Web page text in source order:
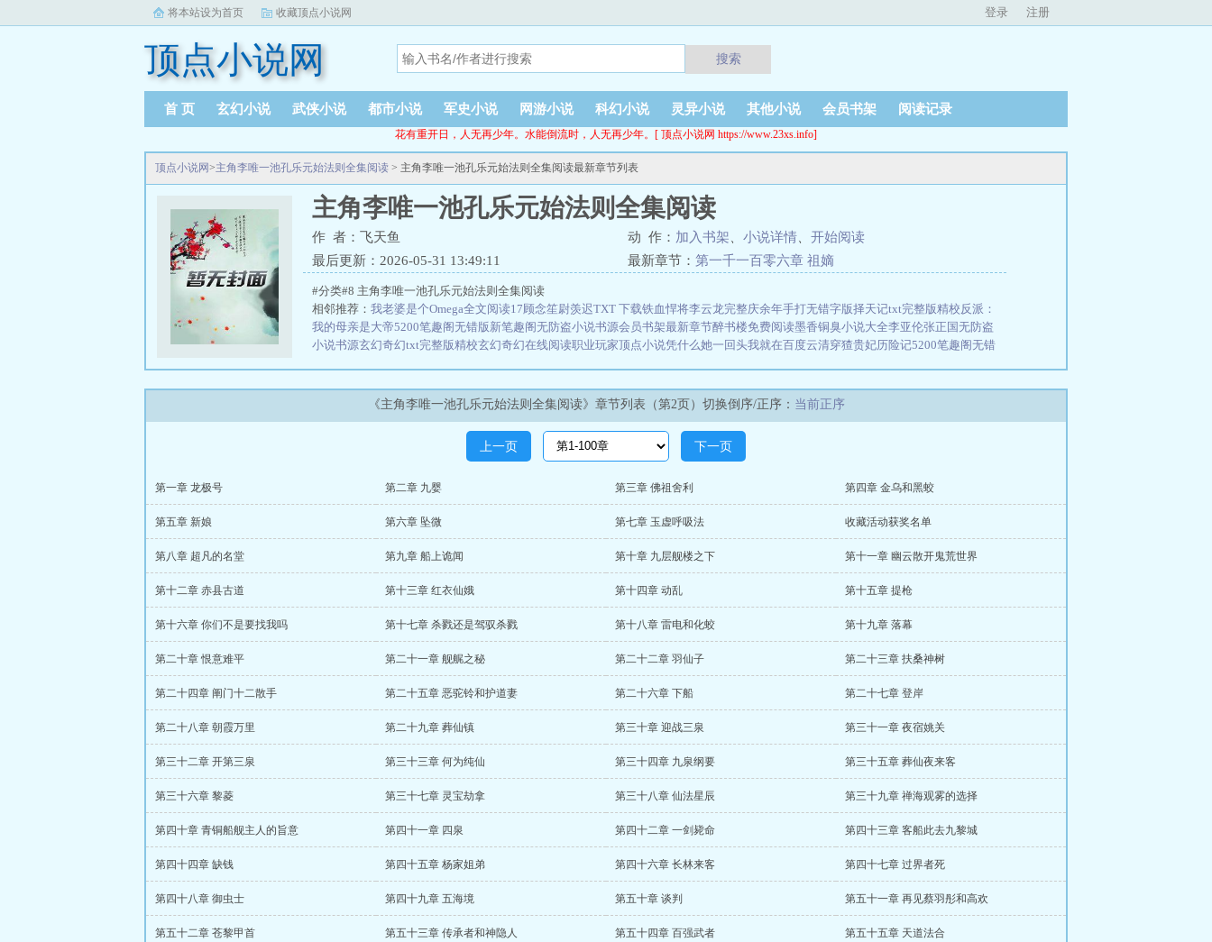
将本站设为首页 收藏顶点小说网 登录 注册
顶点小说网 搜索
首 页 玄幻小说 武侠小说 都市小说 军史小说 网游小说 科幻小说 灵异小说 其他小说 会员书架 阅读记录
花有重开日，人无再少年。水能倒流时，人无再少年。[ 顶点小说网 https://www.23xs.info]
顶点小说网>主角李唯一池孔乐元始法则全集阅读 > 主角李唯一池孔乐元始法则全集阅读最新章节列表
主角李唯一池孔乐元始法则全集阅读
作 者：飞天鱼 动 作： 加入书架 小说详情
开始阅读
最后更新：2026-05-31 13:49:11
最新章节： 第一千一百零六章 祖嫡
#分类#8 主角李唯一池孔乐元始法则全集阅读
相邻推荐： 我老婆是个Omega全文阅读17 顾念笙尉羡迟TXT 下载铁血悍将李云龙完整庆余年手打无错字版择天记txt完整版精校反派：
我的母亲是大帝5200笔趣阁无错版新笔趣阁无防盗小说书源会员书架最新章节醉书楼免费阅读墨香铜臭小说大全李亚伦张正国无防盗
小说书源玄幻奇幻txt完整版精校玄幻奇幻在线阅读职业玩家顶点小说凭什么她一回头我就在百度云清穿猹贵妃历险记5200笔趣阁无错
《主角李唯一池孔乐元始法则全集阅读》章节列表（第2页）切换倒序/正序： 当前正序
上一页 下一页
第一章 龙极号 第二章 九婴 第三章 佛祖舍利 第四章 金乌和黑蛟
第五章 新娘 第六章 坠微 第七章 玉虚呼吸法 收藏活动获奖名单
第八章 超凡的名堂 第九章 船上诡闻 第十章 九层舰楼之下 第十一章 幽云散开鬼荒世界
第十二章 赤县古道 第十三章 红衣仙娥 第十四章 动乱 第十五章 提枪
第十六章 你们不是要找我吗 第十七章 杀戮还是驾驭杀戮 第十八章 雷电和化蛟 第十九章 落幕
第二十章 恨意难平 第二十一章 舰艉之秘 第二十二章 羽仙子 第二十三章 扶桑神树
第二十四章 阐门十二散手 第二十五章 恶驼铃和护道妻 第二十六章 下船 第二十七章 登岸
第二十八章 朝霞万里 第二十九章 葬仙镇 第三十章 迎战三泉 第三十一章 夜宿姚关
第三十二章 开第三泉 第三十三章 何为纯仙 第三十四章 九泉纲要 第三十五章 葬仙夜来客
第三十六章 黎菱 第三十七章 灵宝劫拿 第三十八章 仙法星辰 第三十九章 禅海观雾的选择
第四十章 青铜船舰主人的旨意 第四十一章 四泉 第四十二章 一剑毙命 第四十三章 客船此去九黎城
第四十四章 缺钱 第四十五章 杨家姐弟 第四十六章 长林来客 第四十七章 过界者死
第四十八章 御虫士 第四十九章 五海境 第五十章 谈判 第五十一章 再见蔡羽彤和高欢
第五十二章 苍黎甲首 第五十三章 传承者和神隐人 第五十四章 百强武者 第五十五章 天道法合